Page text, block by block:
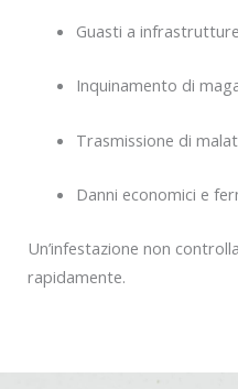
Guasti a
Inquinamento di
Trasmissione di
Danni economici e
Un’infestazione non
rapidamente.